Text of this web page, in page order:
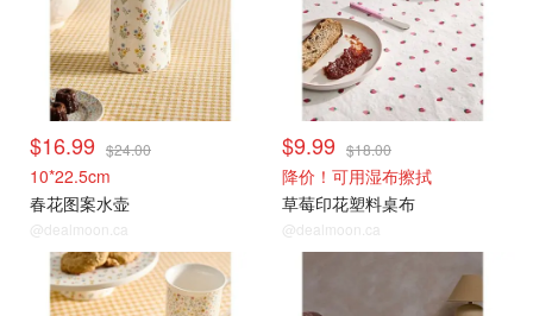
$16.99 $24.00
10*22.5cm
春花图案水壶
@dealmoon.ca
$9.99 $18.00
降价！可用湿布擦拭
草莓印花塑料桌布
@dealmoon.ca